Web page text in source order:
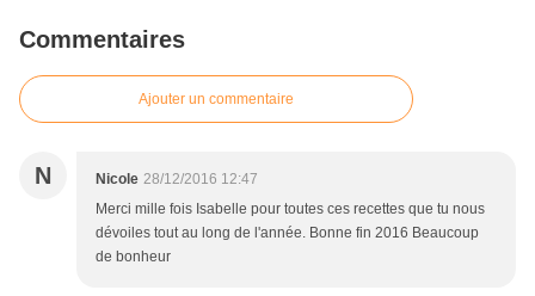
Commentaires
Ajouter un commentaire
N Nicole 28/12/2016 12:47
Merci mille fois Isabelle pour toutes ces recettes que tu nous
dévoiles tout au long de l'année. Bonne fin 2016 Beaucoup
de bonheur